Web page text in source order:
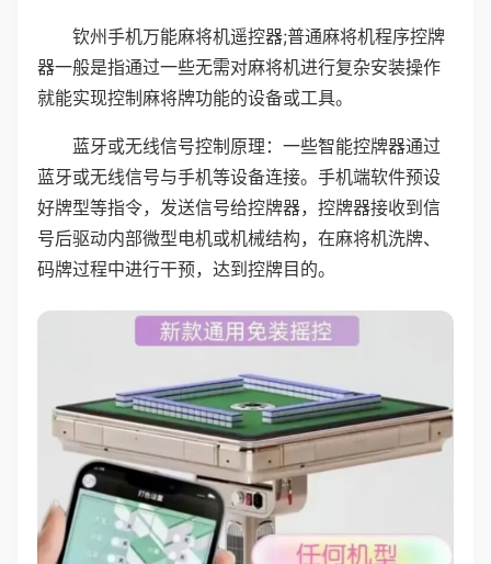
钦州手机万能麻将机遥控器;普通麻将机程序控牌
器一般是指通过一些无需对麻将机进行复杂安装操作
就能实现控制麻将牌功能的设备或工具。
蓝牙或无线信号控制原理：一些智能控牌器通过
蓝牙或无线信号与手机等设备连接。手机端软件预设
好牌型等指令，发送信号给控牌器，控牌器接收到信
号后驱动内部微型电机或机械结构，在麻将机洗牌、
码牌过程中进行干预，达到控牌目的。